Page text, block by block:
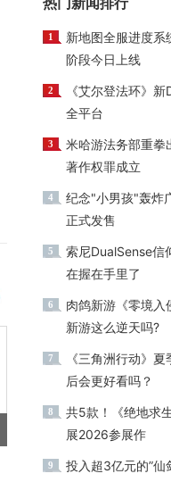
1
新地图全服进度系
阶段今日上线
2
《艾尔登法环》
全平台
3
米哈游法务部重拳
著作权罪成立
4
纪念"小男孩"轰炸
正式发售
5
索尼DualSense信
在握在手里了
6
肉鸽新游《零境入
新游这么逆天吗?
7
《三角洲行动》
后会更好看吗？
8
共5款！《绝地求
展2026参展作
9
投入超3亿元的”仙